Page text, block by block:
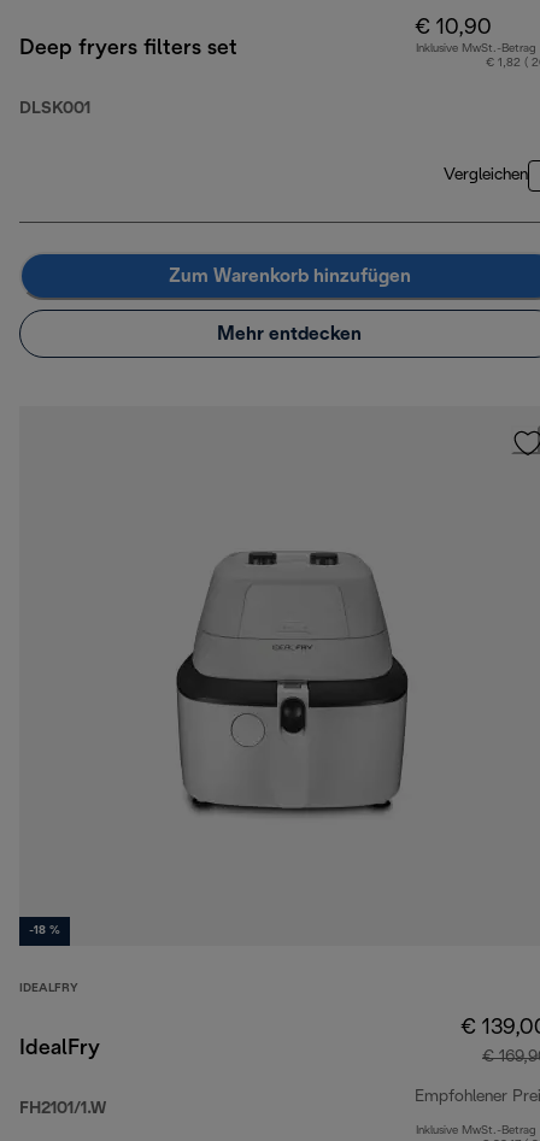
Deep fryers filters set
DLSK001
€ 10,90
Inklusive MwSt.-Betrag
€ 1,82 (
Vergleichen
Zum Warenkorb hinzufügen
Mehr entdecken
-18 %
IDEALFRY
IdealFry
FH2101/1.W
€
€
Empfohlener
Inklusive MwSt.-Betrag